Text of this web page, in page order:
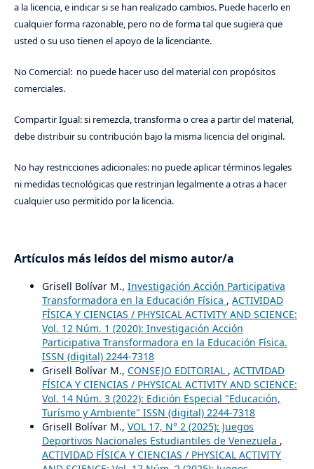
a la licencia, e indicar si se han realizado cambios. Puede hacerlo en
cualquier forma razonable, pero no de forma tal que sugiera que
usted o su uso tienen el apoyo de la licenciante.
No Comercial: no puede hacer uso del material con propósitos
comerciales.
Compartir Igual: si remezcla, transforma o crea a partir del material,
debe distribuir su contribución bajo la misma licencia del original.
No hay restricciones adicionales: no puede aplicar términos legales
ni medidas tecnológicas que restrinjan legalmente a otras a hacer
cualquier uso permitido por la licencia.
Artículos más leídos del mismo autor/a
Grisell Bolívar M., Investigación Acción Participativa
Transformadora en la Educación Física , ACTIVIDAD
FÍSICA Y CIENCIAS / PHYSICAL ACTIVITY AND SCIENCE:
Vol. 12 Núm. 1 (2020): Investigación Acción
Participativa Transformadora en la Educación Física.
ISSN (digital) 2244-7318
Grisell Bolívar M., CONSEJO EDITORIAL , ACTIVIDAD
FÍSICA Y CIENCIAS / PHYSICAL ACTIVITY AND SCIENCE:
Vol. 14 Núm. 3 (2022): Edición Especial "Educación,
Turísmo y Ambiente" ISSN (digital) 2244-7318
Grisell Bolívar M., VOL 17, N° 2 (2025): Juegos
Deportivos Nacionales Estudiantiles de Venezuela ,
ACTIVIDAD FÍSICA Y CIENCIAS / PHYSICAL ACTIVITY